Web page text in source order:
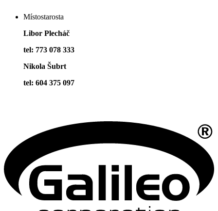
Místostarosta
Libor Plecháč
tel: 773 078 333
Nikola Šubrt
tel: 604 375 097